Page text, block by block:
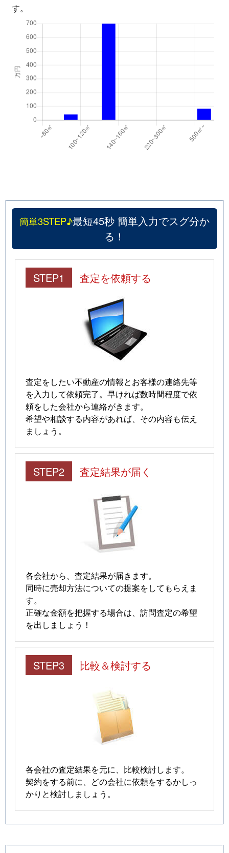
す。
簡単3STEP♪最短45秒 簡単入力でスグ分か
る！
STEP1 査定を依頼する
査定をしたい不動産の情報とお客様の連絡先等
を入力して依頼完了。早ければ数時間程度で依
頼をした会社から連絡がきます。
希望や相談する内容があれば、その内容も伝え
ましょう。
STEP2 査定結果が届く
各会社から、査定結果が届きます。
同時に売却方法についての提案をしてもらえま
す。
正確な金額を把握する場合は、訪問査定の希望
を出しましょう！
STEP3 比較＆検討する
各会社の査定結果を元に、比較検討します。
契約をする前に、どの会社に依頼をするかしっ
かりと検討しましょう。